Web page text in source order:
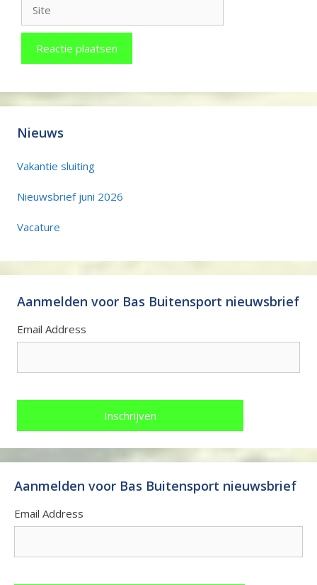
Nieuws
Vakantie sluiting
Nieuwsbrief juni 2026
Vacature
Aanmelden voor Bas Buitensport nieuwsbrief
Email Address
Aanmelden voor Bas Buitensport nieuwsbrief
Email Address